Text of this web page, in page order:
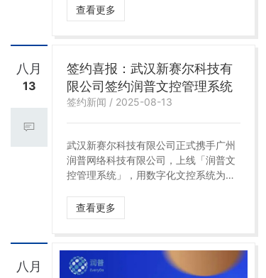
链路追溯要求，为精密制造行业树立文
控标杆。
查看更多
八月
13
签约喜报：武汉新赛尔科技有
限公司签约润普文控管理系统
签约新闻 / 2025-08-13
武汉新赛尔科技有限公司正式携手广州
润普网络科技有限公司，上线「润普文
控管理系统」，用数字化文控系统为国
查看更多
八月